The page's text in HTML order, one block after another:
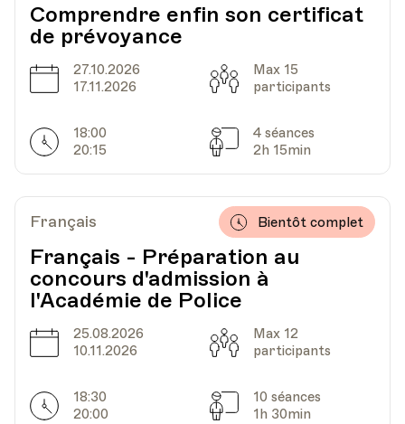
Comprendre enfin son certificat
de prévoyance
Date
27.10.2026
17.11.2026
Capacité
Max 15
participants
Horarires
18:00
20:15
Séances
4 séances
2h 15min
Français
Français - Préparation au
concours d'admission à
l'Académie de Police
Bientôt complet
Date
25.08.2026
10.11.2026
Capacité
Max 12
participants
Horarires
18:30
20:00
Séances
10 séances
1h 30min